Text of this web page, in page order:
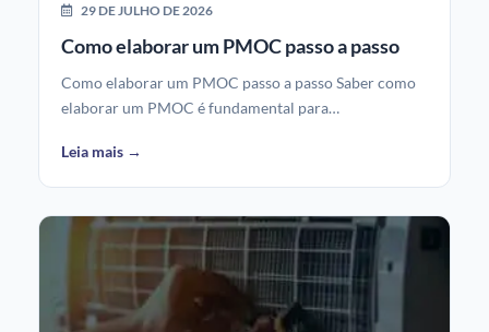
29 DE JULHO DE 2026
Como elaborar um PMOC passo a passo
Como elaborar um PMOC passo a passo Saber como
elaborar um PMOC é fundamental para…
Leia mais →